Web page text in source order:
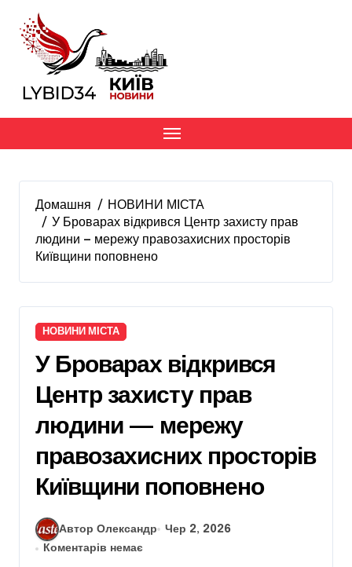
вмісту
Домашня
НОВИНИ МІСТА
У Броварах відкрився Центр захисту прав
людини — мережу правозахисних просторів
Київщини поповнено
НОВИНИ МІСТА
У Броварах відкрився
Центр захисту прав
людини — мережу
правозахисних просторів
Київщини поповнено
Автор Олександр
Чер 2, 2026
Коментарів немає